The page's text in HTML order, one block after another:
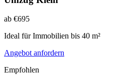
ab €695
Ideal für Immobilien bis 40 m²
Angebot anfordern
Empfohlen